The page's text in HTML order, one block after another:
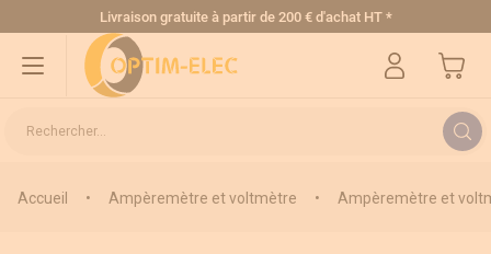
Allez au contenuLivraison gratuite à partir de 200 € d'achat HT *
Mon
Rechercher...
Accueil • Ampèremètre et voltmètre • Ampèremètre et